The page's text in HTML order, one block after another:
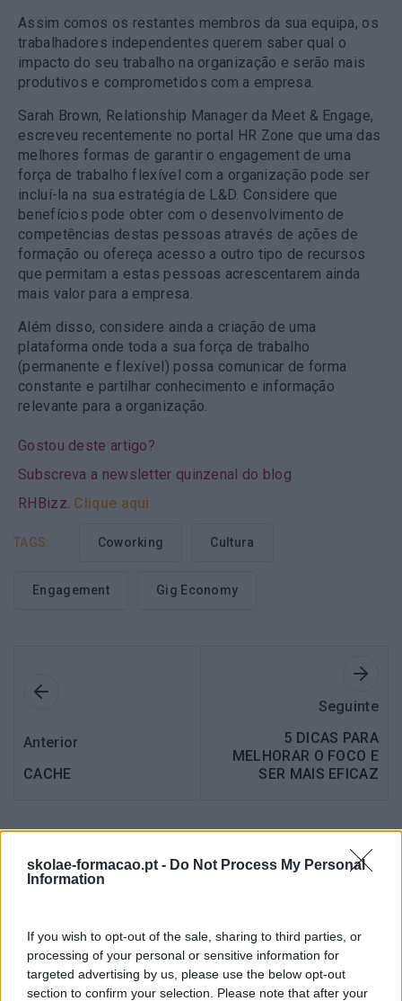
skolae-formacao.pt - Do Not Process My Personal
Information
If you wish to opt-out of the sale, sharing to third parties, or
processing of your personal or sensitive information for
targeted advertising by us, please use the below opt-out
section to confirm your selection. Please note that after your
Assim comos os restantes membros da sua equipa, os
trabalhadores independentes querem saber qual o
impacto do seu trabalho na organização e serão mais
produtivos e comprometidos com a empresa.
Sarah Brown, Relationship Manager da Meet & Engage,
escreveu recentemente no portal HR Zone que uma das
melhores formas de garantir o engagement de uma
força de trabalho flexível com a organização pode ser
incluí-la na sua estratégia de L&D. Considere que
benefícios pode obter com o desenvolvimento de
competências destas pessoas através de ações de
formação ou ofereça acesso a outro tipo de recursos
que permitam a estas pessoas acrescentarem ainda
mais valor para a empresa.
Além disso, considere ainda a criação de uma
plataforma onde toda a sua força de trabalho
(permanente e flexível) possa comunicar de forma
constante e partilhar conhecimento e informação
relevante para a organização.
Gostou deste artigo?
Subscreva a newsletter quinzenal do blog
RHBizz. Clique aqui.
TAGS: Coworking Cultura
Engagement Gig Economy
Anterior
CACHE
Seguinte
5 DICAS PARA
MELHORAR O FOCO E
SER MAIS EFICAZ
Também Poderá Gostar